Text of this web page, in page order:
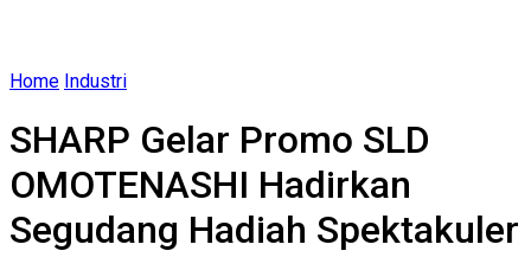
Home Industri
SHARP Gelar Promo SLD
OMOTENASHI Hadirkan
Segudang Hadiah Spektakuler